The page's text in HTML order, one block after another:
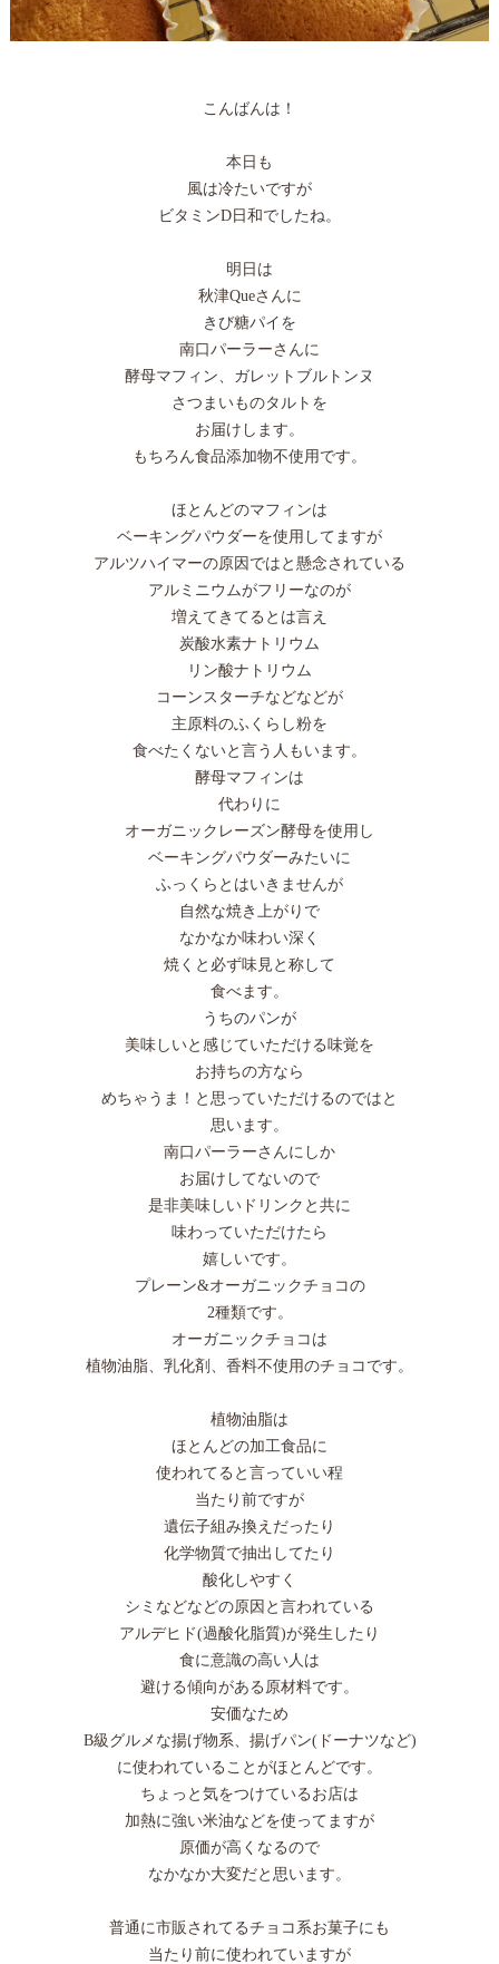
こんばんは！
本日も
風は冷たいですが
ビタミンD日和でしたね。
明日は
秋津Queさんに
きび糖パイを
南口パーラーさんに
酵母マフィン、ガレットブルトンヌ
さつまいものタルトを
お届けします。
もちろん食品添加物不使用です。
ほとんどのマフィンは
ベーキングパウダーを使用してますが
アルツハイマーの原因ではと懸念されている
アルミニウムがフリーなのが
増えてきてるとは言え
炭酸水素ナトリウム
リン酸ナトリウム
コーンスターチなどなどが
主原料のふくらし粉を
食べたくないと言う人もいます。
酵母マフィンは
代わりに
オーガニックレーズン酵母を使用し
ベーキングパウダーみたいに
ふっくらとはいきませんが
自然な焼き上がりで
なかなか味わい深く
焼くと必ず味見と称して
食べます。
うちのパンが
美味しいと感じていただける味覚を
お持ちの方なら
めちゃうま！と思っていただけるのではと
思います。
南口パーラーさんにしか
お届けしてないので
是非美味しいドリンクと共に
味わっていただけたら
嬉しいです。
プレーン&オーガニックチョコの
2種類です。
オーガニックチョコは
植物油脂、乳化剤、香料不使用のチョコです。
植物油脂は
ほとんどの加工食品に
使われてると言っていい程
当たり前ですが
遺伝子組み換えだったり
化学物質で抽出してたり
酸化しやすく
シミなどなどの原因と言われている
アルデヒド(過酸化脂質)が発生したり
食に意識の高い人は
避ける傾向がある原材料です。
安価なため
B級グルメな揚げ物系、揚げパン(ドーナツなど)
に使われていることがほとんどです。
ちょっと気をつけているお店は
加熱に強い米油などを使ってますが
原価が高くなるので
なかなか大変だと思います。
普通に市販されてるチョコ系お菓子にも
当たり前に使われていますが